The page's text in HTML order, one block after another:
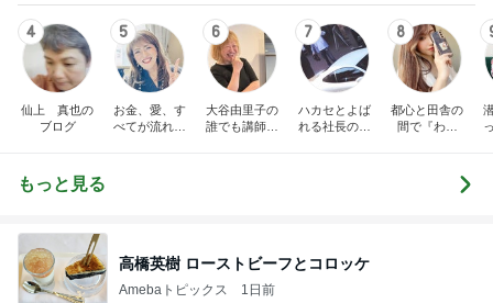
4
仙上 真也の
ブログ
5
お金、愛、す
べてが流れ込
6
大谷由里子の
誰でも講師ブ
7
ハカセとよば
れる社長のブ
8
都心と田舎の
間で『わた
もっと見る
高橋英樹 ローストビーフとコロッケ
Amebaトピックス 1日前